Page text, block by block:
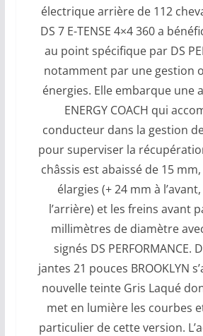
électrique arrière de 112
DS 7 E-TENSE 4×4 360 a
au point spécifique par DS
notamment par une gestion
énergies. Elle embarque une
ENERGY COACH qui
conducteur dans la gestion
pour superviser la
châssis est abaissé de 15
élargies (+ 24 mm à
l’arrière) et les freins avant
millimètres de diamètre
signés DS PERFORMANCE.
jantes 21 pouces BROOKLYN
nouvelle teinte Gris Laqué
met en lumière les courbes
particulier de cette version.